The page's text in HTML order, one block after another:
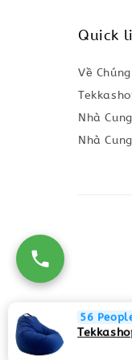
Quick
Về
Nhà
Nhà
56